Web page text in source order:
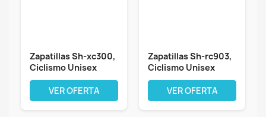
Zapatillas Sh-xc300,
Ciclismo Unisex
Adulto
VER OFERTA
Zapatillas Sh-rc903,
Ciclismo Unisex
Adulto
VER OFERTA